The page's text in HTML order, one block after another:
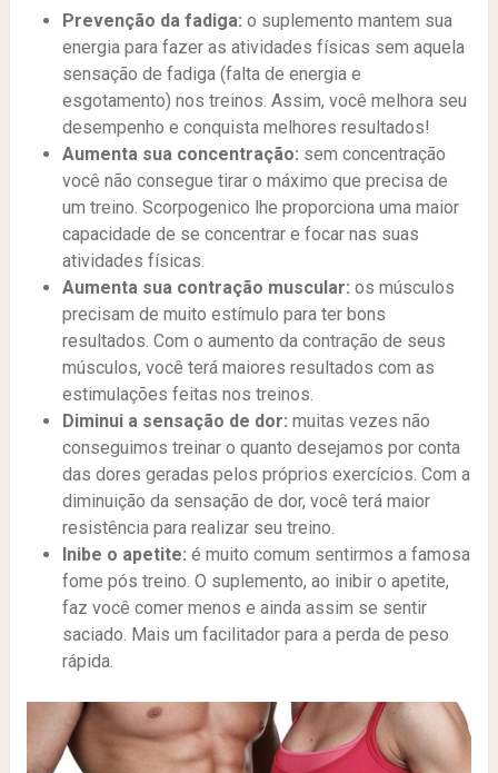
Prevenção da fadiga: o suplemento mantem sua
energia para fazer as atividades físicas sem aquela
sensação de fadiga (falta de energia e
esgotamento) nos treinos. Assim, você melhora seu
desempenho e conquista melhores resultados!
Aumenta sua concentração: sem concentração
você não consegue tirar o máximo que precisa de
um treino. Scorpogenico lhe proporciona uma maior
capacidade de se concentrar e focar nas suas
atividades físicas.
Aumenta sua contração muscular: os músculos
precisam de muito estímulo para ter bons
resultados. Com o aumento da contração de seus
músculos, você terá maiores resultados com as
estimulações feitas nos treinos.
Diminui a sensação de dor: muitas vezes não
conseguimos treinar o quanto desejamos por conta
das dores geradas pelos próprios exercícios. Com a
diminuição da sensação de dor, você terá maior
resistência para realizar seu treino.
Inibe o apetite: é muito comum sentirmos a famosa
fome pós treino. O suplemento, ao inibir o apetite,
faz você comer menos e ainda assim se sentir
saciado. Mais um facilitador para a perda de peso
rápida.